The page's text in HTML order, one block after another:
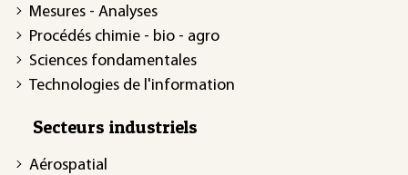
Mesures - Analyses
Procédés chimie - bio - agro
Sciences fondamentales
Technologies de l'information
Secteurs industriels
Aérospatial